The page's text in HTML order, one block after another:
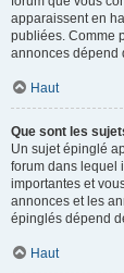
apparaissent en
publiées. Comme
annonces dépend
Haut
Que sont les
Un sujet épinglé
forum dans lequel
importantes et
annonces et les
épinglés dépend
Haut